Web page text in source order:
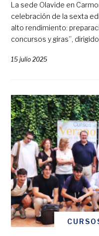
La sede Olavide en
celebración de la sexta
alto rendimiento:
concursos y giras”,
15 julio 2025